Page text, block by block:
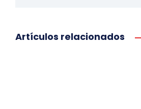
Artículos relacionados